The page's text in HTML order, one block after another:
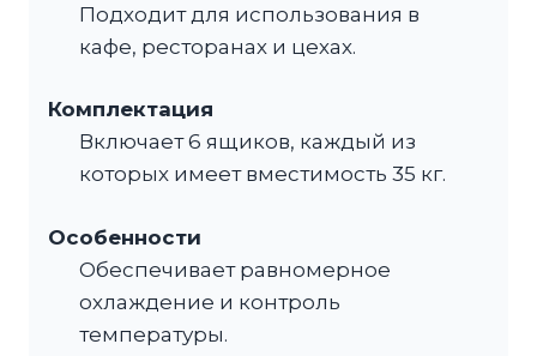
Подходит для использования в
кафе, ресторанах и цехах.
Комплектация
Включает 6 ящиков, каждый из
которых имеет вместимость 35 кг.
Особенности
Обеспечивает равномерное
охлаждение и контроль
температуры.